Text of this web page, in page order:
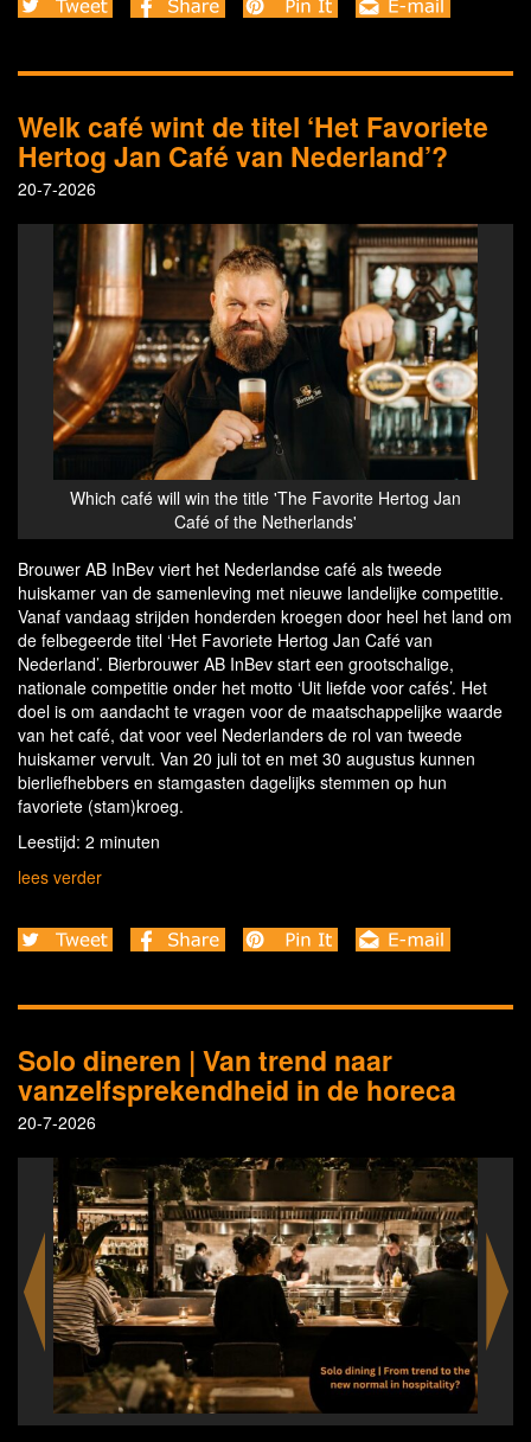
Welk café wint de titel ‘Het Favoriete
Hertog Jan Café van Nederland’?
20-7-2026
Which café will win the title 'The Favorite Hertog Jan
Café of the Netherlands'
Brouwer AB InBev viert het Nederlandse café als tweede
huiskamer van de samenleving met nieuwe landelijke competitie.
Vanaf vandaag strijden honderden kroegen door heel het land om
de felbegeerde titel ‘Het Favoriete Hertog Jan Café van
Nederland’. Bierbrouwer AB InBev start een grootschalige,
nationale competitie onder het motto ‘Uit liefde voor cafés’. Het
doel is om aandacht te vragen voor de maatschappelijke waarde
van het café, dat voor veel Nederlanders de rol van tweede
huiskamer vervult. Van 20 juli tot en met 30 augustus kunnen
bierliefhebbers en stamgasten dagelijks stemmen op hun
favoriete (stam)kroeg.
Leestijd: 2 minuten
lees verder
Solo dineren | Van trend naar
vanzelfsprekendheid in de horeca
20-7-2026